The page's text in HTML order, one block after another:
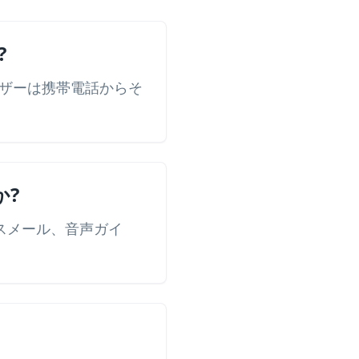
ーは携帯電話からそ
?
ール、音声ガイ